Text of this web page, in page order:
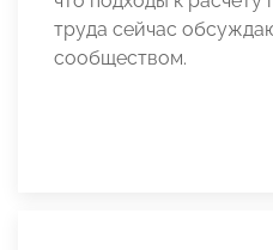
труда сейчас
сообществом.